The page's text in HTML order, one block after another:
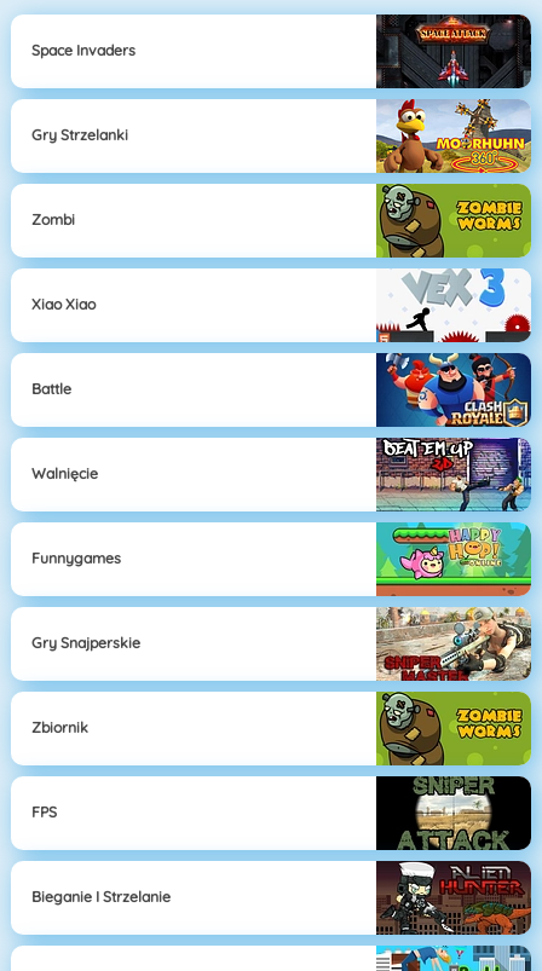
Space Invaders
Gry Strzelanki
Zombi
Xiao Xiao
Battle
Walnięcie
Funnygames
Gry Snajperskie
Zbiornik
FPS
Bieganie I Strzelanie